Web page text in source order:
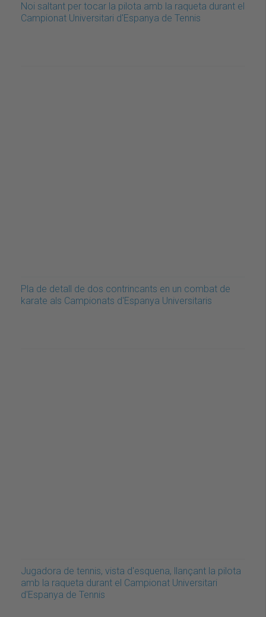
Noi saltant per tocar la pilota amb la raqueta durant el
Campionat Universitari d'Espanya de Tennis
Pla de detall de dos contrincants en un combat de
karate als Campionats d'Espanya Universitaris
Jugadora de tennis, vista d'esquena, llançant la pilota
amb la raqueta durant el Campionat Universitari
d'Espanya de Tennis